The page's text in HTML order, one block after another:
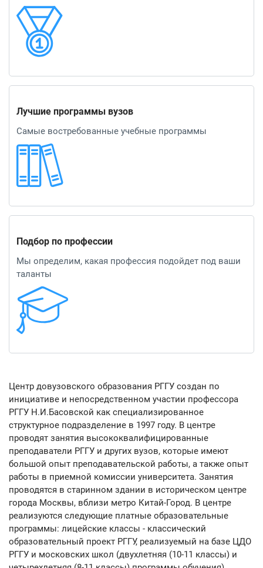
Лучшие программы вузов
Самые востребованные учебные программы
Подбор по профессии
Мы определим, какая профессия подойдет под ваши
таланты
Центр довузовского образования РГГУ создан по
инициативе и непосредственном участии профессора
РГГУ Н.И.Басовской как специализированное
структурное подразделение в 1997 году. В центре
проводят занятия высококвалифицированные
преподаватели РГГУ и других вузов, которые имеют
большой опыт преподавательской работы, а также опыт
работы в приемной комиссии университета. Занятия
проводятся в старинном здании в историческом центре
города Москвы, вблизи метро Китай-Город. В центре
реализуются следующие платные образовательные
программы: лицейские классы - классический
образовательный проект РГГУ, реализуемый на базе ЦДО
РГГУ и московских школ (двухлетняя (10-11 классы) и